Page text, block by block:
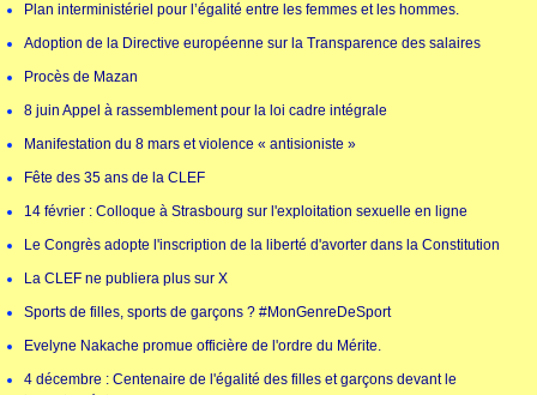
Plan interministériel pour l’égalité entre les femmes et les hommes.
Adoption de la Directive européenne sur la Transparence des salaires
Procès de Mazan
8 juin Appel à rassemblement pour la loi cadre intégrale
Manifestation du 8 mars et violence « antisioniste »
Fête des 35 ans de la CLEF
14 février : Colloque à Strasbourg sur l'exploitation sexuelle en ligne
Le Congrès adopte l'inscription de la liberté d'avorter dans la Constitution
La CLEF ne publiera plus sur X
Sports de filles, sports de garçons ? #MonGenreDeSport
Evelyne Nakache promue officière de l'ordre du Mérite.
4 décembre : Centenaire de l'égalité des filles et garçons devant le